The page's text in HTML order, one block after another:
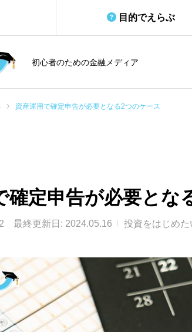
初心者のための金融メディア
目的でえらぶ
資産運用で確定申告が必要となる2つのケース
確定申告が必要とな
最終更新日: 2024.05.16 投資をはじめた